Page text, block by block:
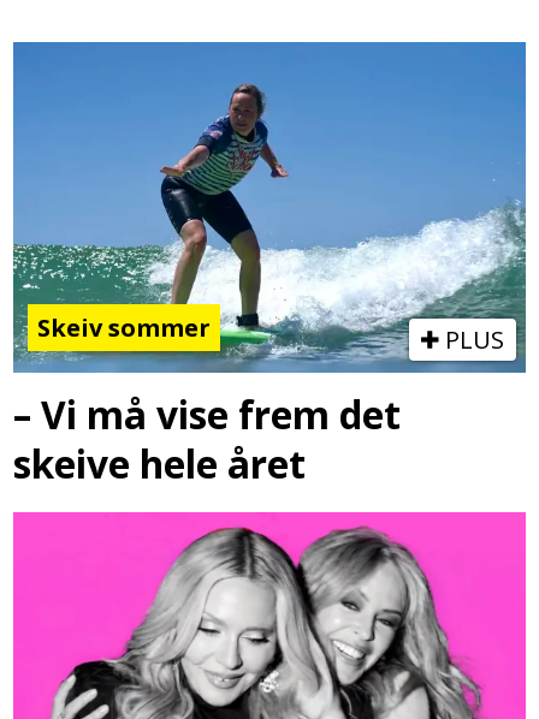
Skeiv sommer PLUS
– Vi må vise frem det
skeive hele året